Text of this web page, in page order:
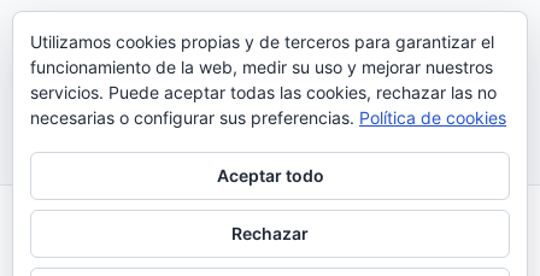
comment data is processed.
Política Cookies| Política Privacidad
© 2023 |ComoTocarViolin.Com
Utilizamos cookies propias y de terceros para garantizar el
funcionamiento de la web, medir su uso y mejorar nuestros
servicios. Puede aceptar todas las cookies, rechazar las no
necesarias o configurar sus preferencias. Política de cookies
Aceptar todo
Rechazar